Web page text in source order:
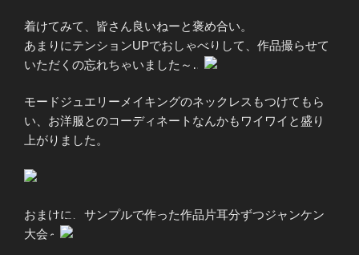
着けてみて、皆さん良いねーと褒め合い。
あまりにテンションUPでおしゃべりして、作品撮らせて
いただくの忘れちゃいました～…
モードジュエリーメイキングのネックレスもつけてもら
い、お洋服とのコーディネートなんかもワイワイと盛り
上がりました。
おまけに、サンプルで作った作品片耳分ずつジャンケン
大会～